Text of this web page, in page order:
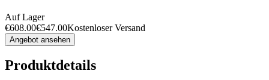
Auf Lager
€608.00€547.00Kostenloser Versand
Angebot ansehen
Produktdetails